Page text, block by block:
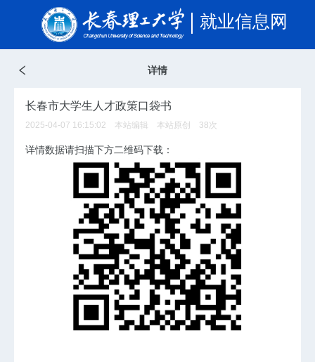
就业信息网
详情
长春市大学生人才政策口袋书
2025-04-07 16:15:02 本站编辑 本站原创 38次
详情数据请扫描下方二维码下载：